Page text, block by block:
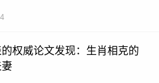
4
权威论文发现：生肖相克的